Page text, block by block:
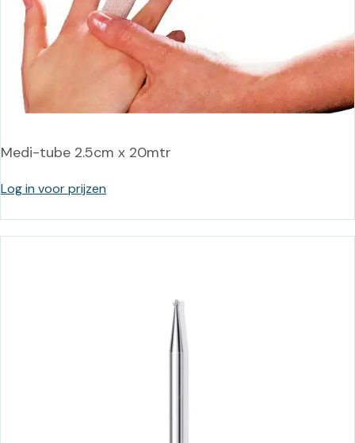
Medi-tube 2.5cm x 20mtr
Log in voor prijzen